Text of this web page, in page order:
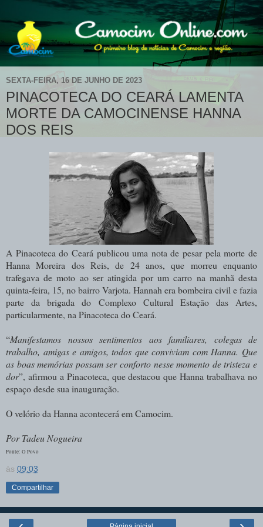
SEXTA-FEIRA, 16 DE JUNHO DE 2023
PINACOTECA DO CEARÁ LAMENTA
MORTE DA CAMOCINENSE HANNA
DOS REIS
A Pinacoteca do Ceará publicou uma nota de pesar pela morte de
Hanna Moreira dos Reis, de 24 anos, que morreu enquanto
trafegava de moto ao ser atingida por um carro na manhã desta
quinta-feira, 15, no bairro Varjota. Hannah era bombeira civil e fazia
parte da brigada do Complexo Cultural Estação das Artes,
particularmente, na Pinacoteca do Ceará.
“Manifestamos nossos sentimentos aos familiares, colegas de
trabalho, amigas e amigos, todos que conviviam com Hanna. Que
as boas memórias possam ser conforto nesse momento de tristeza e
dor”, afirmou a Pinacoteca, que destacou que Hanna trabalhava no
espaço desde sua inauguração.
O velório da Hanna acontecerá em Camocim.
Por Tadeu Nogueira
Fonte: O Povo
às 09:03
Compartilhar